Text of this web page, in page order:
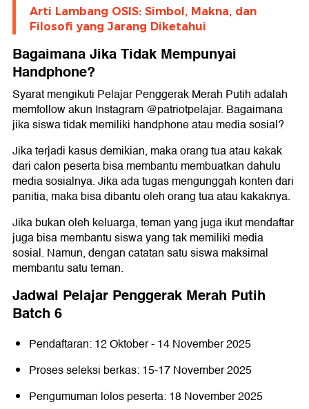
Arti Lambang OSIS: Simbol, Makna, dan
Filosofi yang Jarang Diketahui
Bagaimana Jika Tidak Mempunyai
Handphone?
Syarat mengikuti Pelajar Penggerak Merah Putih adalah
memfollow akun Instagram @patriotpelajar. Bagaimana
jika siswa tidak memiliki handphone atau media sosial?
Jika terjadi kasus demikian, maka orang tua atau kakak
dari calon peserta bisa membantu membuatkan dahulu
media sosialnya. Jika ada tugas mengunggah konten dari
panitia, maka bisa dibantu oleh orang tua atau kakaknya.
Jika bukan oleh keluarga, teman yang juga ikut mendaftar
juga bisa membantu siswa yang tak memiliki media
sosial. Namun, dengan catatan satu siswa maksimal
membantu satu teman.
Jadwal Pelajar Penggerak Merah Putih
Batch 6
Pendaftaran: 12 Oktober - 14 November 2025
Proses seleksi berkas: 15-17 November 2025
Pengumuman lolos peserta: 18 November 2025